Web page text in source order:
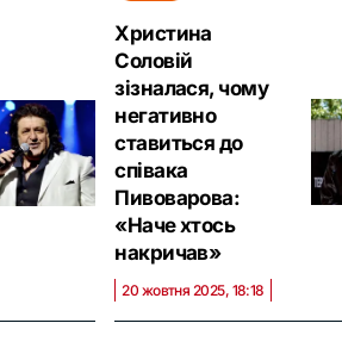
Христина
Соловій
зізналася, чому
негативно
ставиться до
співака
Пивоварова:
«Наче хтось
накричав‎»
20 жовтня 2025, 18:18